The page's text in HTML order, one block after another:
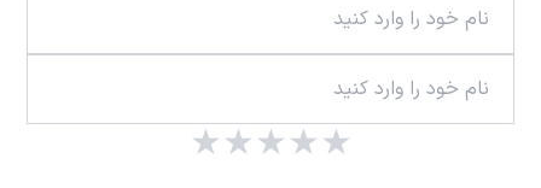
★
★
★
★
★